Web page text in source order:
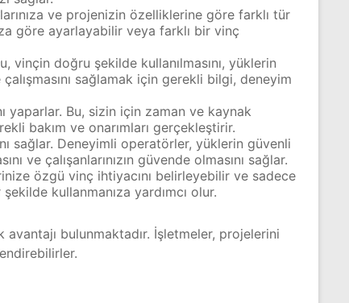
ve projenizin özelliklerine göre farklı tür
göre ayarlayabilir veya farklı bir vinç
doğru şekilde kullanılmasını, yüklerin
sağlamak için gerekli bilgi, deneyim
yaparlar. Bu, sizin için zaman ve kaynak
bakım ve onarımları gerçekleştirir.
sağlar. Deneyimli operatörler, yüklerin güvenli
ve çalışanlarınızın güvende olmasını sağlar.
özgü vinç ihtiyacını belirleyebilir ve sadece
kullanmanıza yardımcı olur.
bulunmaktadır. İşletmeler, projelerini